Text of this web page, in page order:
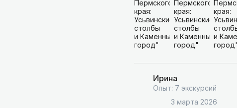
Ирина
Опыт: 7 экскурсий
3 марта 2026